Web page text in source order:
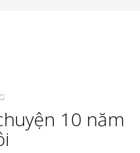
10 năm